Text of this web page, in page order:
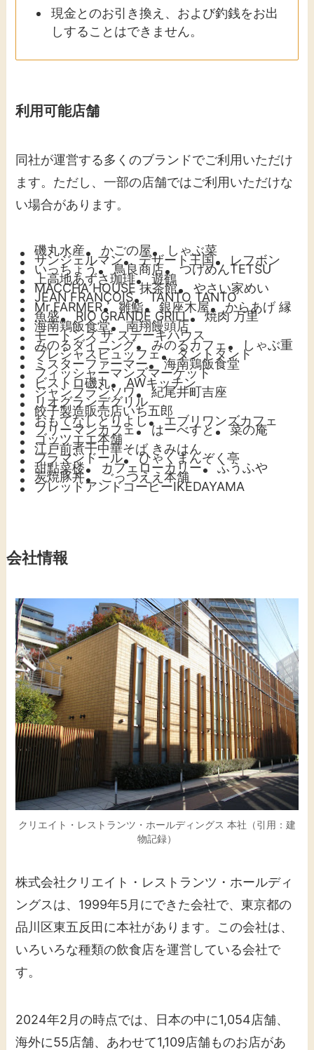
現金とのお引き換え、および釣銭をお出
しすることはできません。
利用可能店舗
同社が運営する多くのブランドでご利用いただけ
ます。ただし、一部の店舗ではご利用いただけな
い場合があります。
磯丸水産 かごの屋 しゃぶ菜
サンジェルマン デザート王国 レフボン
いっちょう 鳥良商店 つけめんTETSU
上高地あずさ珈琲 遊鶴
MACCHA HOUSE 抹茶館 やさい家めい
JEAN FRANÇOIS TANTO TANTO
Mr.FARMER 雛鮨 銀座木屋 からあげ 縁
魚盛 RIO GRANDE GRILL 焼肉 万里
海南鶏飯食堂 南翔饅頭店
モートンズ ザ ステーキハウス
みのるダイニング みのるカフェ しゃぶ重
プレシャスビュッフェ タントタント
ミスターファーマー 海南鶏飯食堂
フィッシャーマンズマーケット
ビストロ磯丸 AWキッチン
ジャンフランソワ 紀尾井町吉座
リオグランデグリル
餃子製造販売店いち五郎
おもてなしとりよし エブリワンズカフェ
フリーマンカフェ はーべすと 菜の庵
ゴッツエエ本舗
江戸前煮干中華そば きみはん
フラマンドール ひゃくまんぞく亭
甜點菜楼 カフェローカリー ふうふや
炭焼豚丼 ごっつええ本舗
ブレッドアンドコーヒーIKEDAYAMA
会社情報
クリエイト・レストランツ・ホールディングス 本社（引用：建
物記録）
株式会社クリエイト・レストランツ・ホールディ
ングスは、1999年5月にできた会社で、東京都の
品川区東五反田に本社があります。この会社は、
いろいろな種類の飲食店を運営している会社で
す。
2024年2月の時点では、日本の中に1,054店舗、
海外に55店舗、あわせて1,109店舗ものお店があ